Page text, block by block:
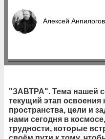
Алексей Анпилогов
"ЗАВТРА". Тема нашей
текущий этап освоения
пространства, цели и
нами сегодня в
трудности, которые